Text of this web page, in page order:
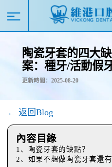
陶瓷牙套的四大
案：種牙/活動假
更新時間：2025-08-20
← 返回Blog
內容目錄
1、陶瓷牙套的缺點？
2、如果不想做陶瓷牙套還